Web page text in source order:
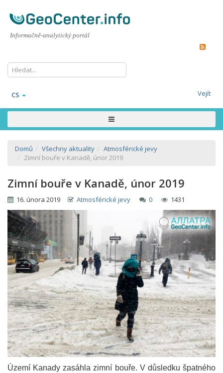
Informačně-analytický portál
CS Vejít
Domů Všechny aktuality
Atmosférické jevy
Zimní bouře v Kanadě, únor 2019
Zimní bouře v Kanadě, únor 2019
16. února 2019 Atmosférické jevy 0 1431
Území Kanady zasáhla zimní bouře. V důsledku špatného